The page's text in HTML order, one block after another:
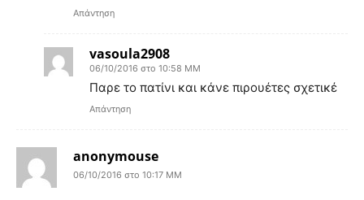
Απάντηση
vasoula2908
06/10/2016 στο 10:58 ΜΜ
Παρε το πατίνι και κάνε πιρουέτες σχετικέ
Απάντηση
anonymouse
06/10/2016 στο 10:17 ΜΜ